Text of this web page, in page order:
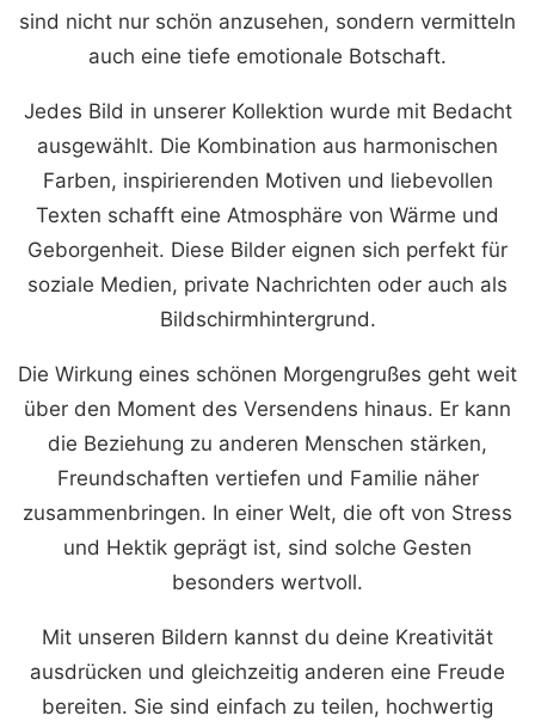
sind nicht nur schön anzusehen, sondern vermitteln
auch eine tiefe emotionale Botschaft.
Jedes Bild in unserer Kollektion wurde mit Bedacht
ausgewählt. Die Kombination aus harmonischen
Farben, inspirierenden Motiven und liebevollen
Texten schafft eine Atmosphäre von Wärme und
Geborgenheit. Diese Bilder eignen sich perfekt für
soziale Medien, private Nachrichten oder auch als
Bildschirmhintergrund.
Die Wirkung eines schönen Morgengrußes geht weit
über den Moment des Versendens hinaus. Er kann
die Beziehung zu anderen Menschen stärken,
Freundschaften vertiefen und Familie näher
zusammenbringen. In einer Welt, die oft von Stress
und Hektik geprägt ist, sind solche Gesten
besonders wertvoll.
Mit unseren Bildern kannst du deine Kreativität
ausdrücken und gleichzeitig anderen eine Freude
bereiten. Sie sind einfach zu teilen, hochwertig